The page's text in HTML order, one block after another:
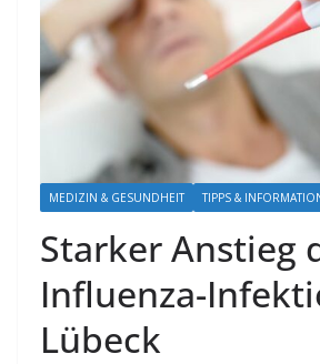
MEDIZIN & GESUNDHEIT TIPPS &
Starker Anstieg
Influenza-
Lübeck